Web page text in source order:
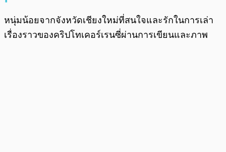
หนุ่มน้อยจากจังหวัดเชียงใหม่ที่สนใจและรักในการเล่า
เรื่องราวของคริปโทเคอร์เรนซี่ผ่านการเขียนและภาพ